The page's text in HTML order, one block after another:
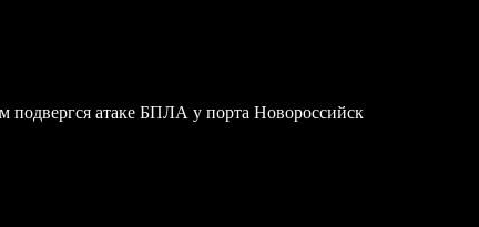
подвергся атаке БПЛА у порта Новороссийск